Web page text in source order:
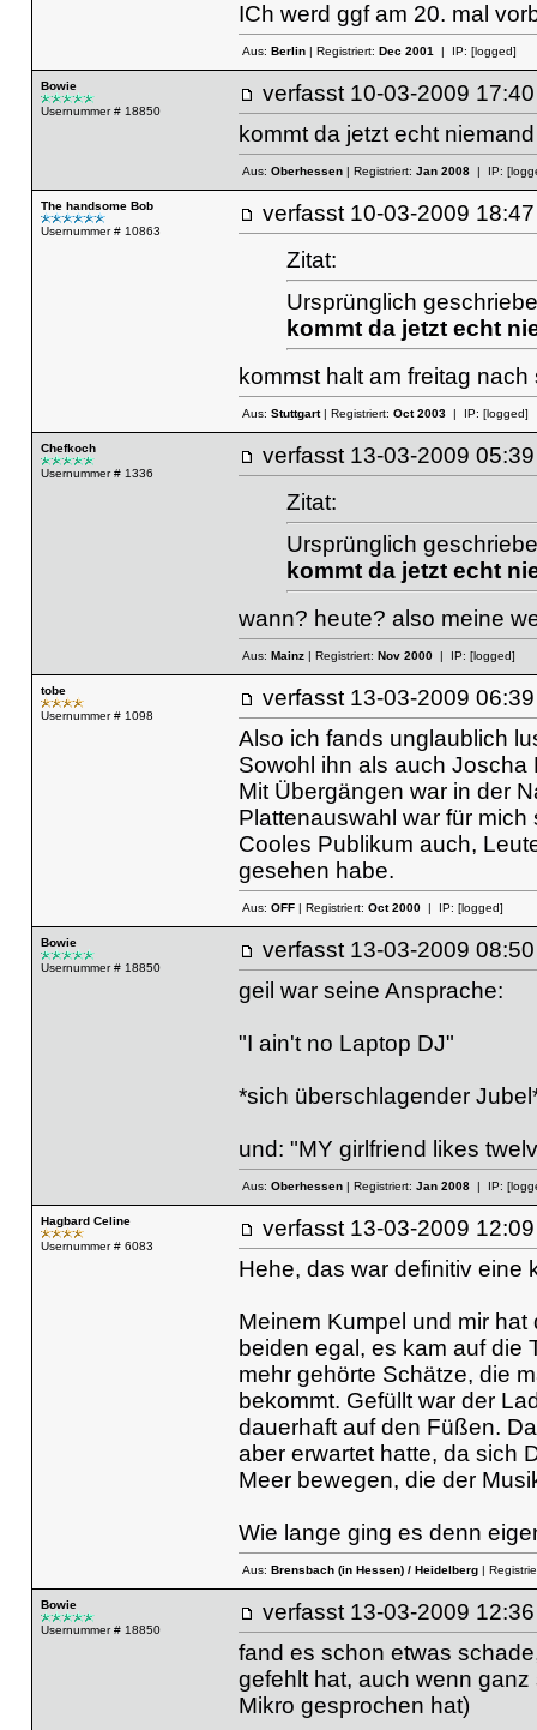
ICh werd ggf am 20. mal
Aus: Berlin| Registriert: Dec 2001| IP: [logged]
Bowie
Usernummer # 18850
verfasst 10-03-2009
kommt da jetzt echt
Aus: Oberhessen| Registriert: Jan 2008| IP:
The handsome Bob
Usernummer # 10863
verfasst 10-03-2009
Zitat:
Ursprünglich
kommt da jetzt echt
kommst halt am freitag
Aus: Stuttgart| Registriert: Oct 2003| IP: [logged]
Chefkoch
Usernummer # 1336
verfasst 13-03-2009
Zitat:
Ursprünglich
kommt da jetzt echt
wann? heute? also meine
Aus: Mainz| Registriert: Nov 2000| IP: [logged]
tobe
Usernummer # 1098
verfasst 13-03-2009
Also ich fands unglaublich
Sowohl ihn als auch Joscha
Mit Übergängen war in der
Plattenauswahl war für mich
Cooles Publikum auch,
gesehen habe.
Aus: OFF| Registriert: Oct 2000| IP: [logged]
Bowie
Usernummer # 18850
verfasst 13-03-2009
geil war seine Ansprache:
"I ain't no Laptop DJ"
*sich überschlagender
und: "MY girlfriend likes
Aus: Oberhessen| Registriert: Jan 2008| IP:
Hagbard Celine
Usernummer # 6083
verfasst 13-03-2009
Hehe, das war definitiv eine
Meinem Kumpel und mir
beiden egal, es kam auf die
mehr gehörte Schätze, die
bekommt. Gefüllt war der
dauerhaft auf den Füßen.
aber erwartet hatte, da sich
Meer bewegen, die der
Wie lange ging es denn
Aus: Brensbach (in Hessen) / Heidelberg|
Bowie
Usernummer # 18850
verfasst 13-03-2009
fand es schon etwas
gefehlt hat, auch wenn
Mikro gesprochen hat)